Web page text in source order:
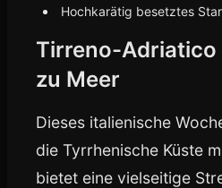
Hochkarätig besetztes
Tirreno-Adriatico
zu Meer
Dieses italienische
die Tyrrhenische Küste
bietet eine vielseitige